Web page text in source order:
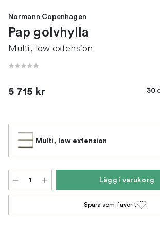
Normann Copenhagen
Pap golvhylla
Multi, low extension
5 715 kr 30
Multi, low extension
Lägg i varukorg
Spara som favorit